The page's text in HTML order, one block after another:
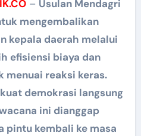
– Usulan Mendagri
mengembalikan
kepala daerah melalui
efisiensi biaya dan
menuai reaksi keras.
demokrasi langsung
ini dianggap
pintu kembali ke masa